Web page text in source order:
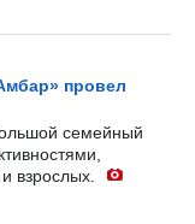
провел
семейный
взрослых.